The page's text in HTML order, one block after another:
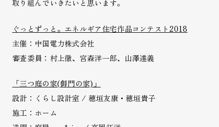
取り組んでいきたいと思います。
ぐっとずっと。エネルギア住宅作品コンテスト2018
主催：中国電力株式会社
審査委員：村上徹、宮森洋一郎、山澤達義
「三つ庭の家(御門の家)」
設計：くらし設計室 / 穂垣友康・穂垣貴子
施工：ホーム